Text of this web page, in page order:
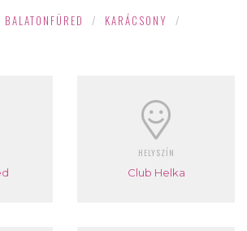
BALATONFÜRED / KARÁCSONY
/
HELYSZÍN
Club Helka